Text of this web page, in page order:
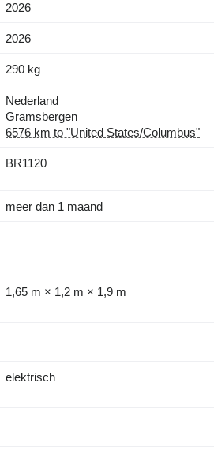
2026
2026
290 kg
Nederland
Gramsbergen
6576 km to "United States/Columbus"
BR1120
meer dan 1 maand
1,65 m × 1,2 m × 1,9 m
elektrisch